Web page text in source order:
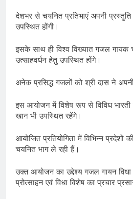
देशभर से चयनित प्रतिभाएं अपनी
उपस्थित होंगी।
इसके साथ ही विश्व विख्यात गजल
उत्साहवर्धन हेतु उपस्थित होंगे।
अनेक प्रसिद्ध गजलों को श्री दास ने
इस आयोजन में विशेष रूप से विविध
खान भी उपस्थित रहेंगे।
आयोजित प्रतियोगिता में विभिन्न प्रदेशों
चयनित भाग ले रही हैं।
उक्त आयोजन का उद्देश्य गजल गायन
प्रोत्साहन एवं विधा विशेष का प्रचार